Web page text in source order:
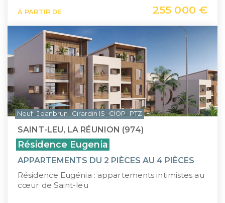
À PARTIR DE 255 000 €
SAINT-LEU, LA RÉUNION (974)
Résidence Eugenia
APPARTEMENTS DU 2 PIÈCES AU 4 PIÈCES
Résidence Eugénia : appartements intimistes au
cœur de Saint-leu
Neuf Jeanbrun Girardin IS CIOP PTZ